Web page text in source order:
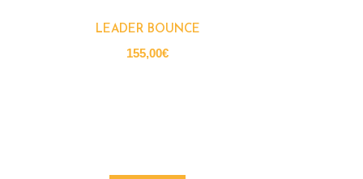
LEADER BOUNCE
155,00€